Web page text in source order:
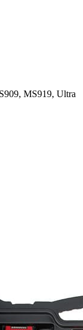
MS919, Ultra